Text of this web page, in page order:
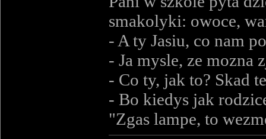
smakolyki: owoce,
- A ty Jasiu, co nam
- Ja mysle, ze mozna
- Co ty, jak to? Skad
- Bo kiedys jak
"Zgas lampe, to